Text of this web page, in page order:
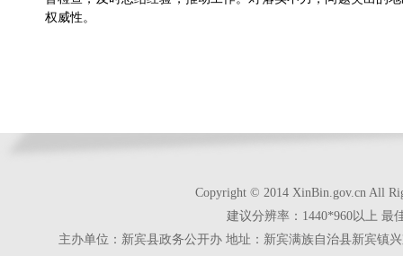
权威性。
Copyright © 2014 XinBin.gov.cn All
建议分辨率：1440*960以上 最
主办单位：新宾县政务公开办 地址：新宾满族自治县新宾镇